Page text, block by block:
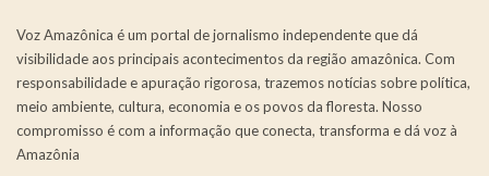
Voz Amazônica é um portal de jornalismo independente que dá
visibilidade aos principais acontecimentos da região amazônica. Com
responsabilidade e apuração rigorosa, trazemos notícias sobre política,
meio ambiente, cultura, economia e os povos da floresta. Nosso
compromisso é com a informação que conecta, transforma e dá voz à
Amazônia